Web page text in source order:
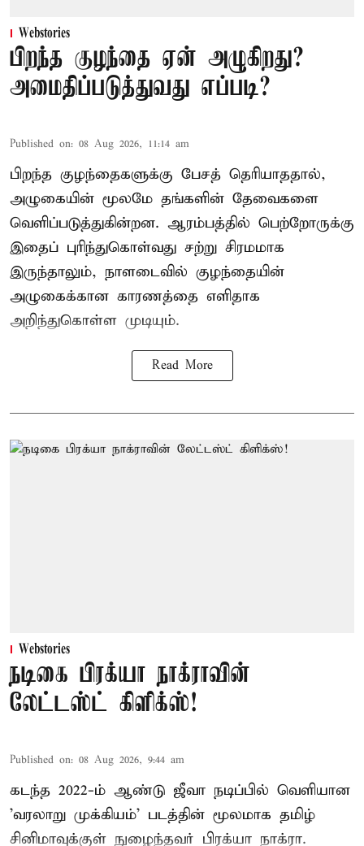
Webstories
பிறந்த குழந்தை ஏன் அழுகிறது?
அமைதிப்படுத்துவது எப்படி?
Published on: 08 Aug 2026, 11:14 am
பிறந்த குழந்தைகளுக்கு பேசத் தெரியாததால்,
அழுகையின் மூலமே தங்களின் தேவைகளை
வெளிப்படுத்துகின்றன. ஆரம்பத்தில் பெற்றோருக்கு
இதைப் புரிந்துகொள்வது சற்று சிரமமாக
இருந்தாலும், நாளடைவில் குழந்தையின்
அழுகைக்கான காரணத்தை எளிதாக
அறிந்துகொள்ள முடியும்.
Read More
Webstories
நடிகை பிரக்யா நாக்ராவின்
லேட்டஸ்ட் கிளிக்ஸ்!
Published on: 08 Aug 2026, 9:44 am
கடந்த 2022-ம் ஆண்டு ஜீவா நடிப்பில் வெளியான
'வரலாறு முக்கியம்' படத்தின் மூலமாக தமிழ்
சினிமாவுக்குள் நுழைந்தவர் பிரக்யா நாக்ரா.